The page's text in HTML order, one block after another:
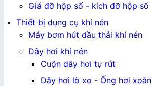
Giá đỡ hộp số - kích đỡ hộp số
Thiết bị dụng cụ khí nén
Máy bơm hút dầu thải khí nén
Dây hơi khí nén
Cuộn dây hơi tự rút
Dây hơi lò xo - Ống hơi xoắn